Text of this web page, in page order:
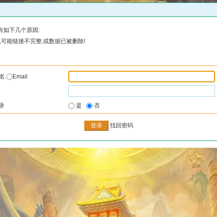
如下几个原因:
能链接不完整,或数据已被删除!
Email
是 否
找回密码